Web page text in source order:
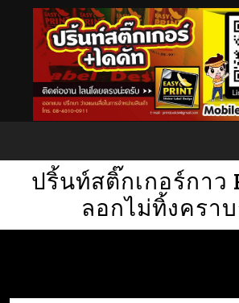
p
ปริ้นท์สติ๊กเกอร์กาว
ลอกไม่ทิ้งครา